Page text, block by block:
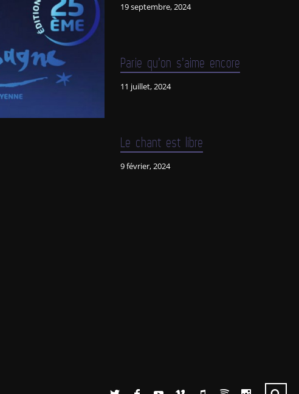
19 septembre, 2024
Parie qu’on s’aime encore
11 juillet, 2024
Le chant est libre
9 février, 2024